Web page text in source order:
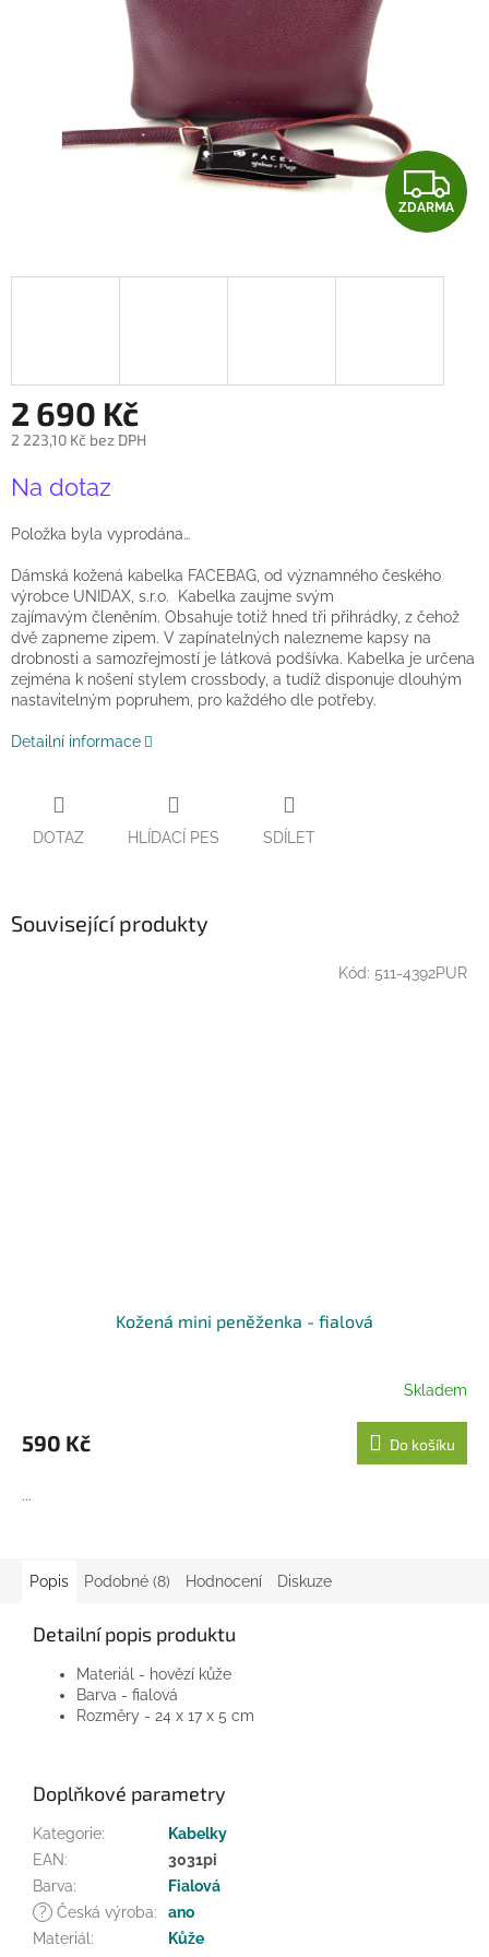
Z
D
ZDARMA
2 690 Kč
2 223,10 Kč bez DPH
cena:
Na dotaz
Položka byla vyprodána…
Dámská kožená kabelka FACEBAG, od významného českého
výrobce UNIDAX, s.r.o. Kabelka zaujme svým
zajímavým členěním. Obsahuje totiž hned tři přihrádky, z čehož
dvě zapneme zipem. V zapínatelných nalezneme kapsy na
drobnosti a samozřejmostí je látková podšívka. Kabelka je určena
zejména k nošení stylem crossbody, a tudíž disponuje dlouhým
nastavitelným popruhem, pro každého dle potřeby.
Detailní informace
DOTAZ HLÍDACÍ PES SDÍLET
Související produkty
Kožená mini peněženka - fialová
Skladem
590 Kč Do košíku
...
Kód: 511-4392PUR
Popis Podobné (8) Hodnocení Diskuze
Detailní popis produktu
Materiál - hovězí kůže
Barva - fialová
Rozměry - 24 x 17 x 5 cm
Doplňkové parametry
Kategorie:
Kabelky
EAN:
3031pi
Barva:
Fialová
?
Česká výroba:
ano
Materiál :
Kůže